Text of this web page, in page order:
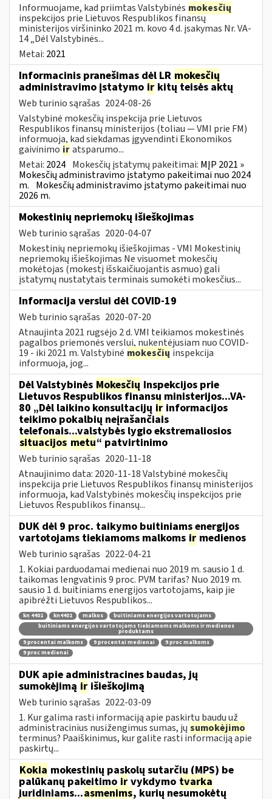
Informuojame, kad priimtas Valstybinės mokesčių
inspekcijos prie Lietuvos Respublikos finansų
ministerijos viršininko 2021 m. kovo 4 d. įsakymas Nr. VA-
14 „Dėl Valstybinės...
Metai: 2021
Informacinis pranešimas dėl LR mokesčių
administravimo įstatymo ir kitų teisės aktų
Web turinio sąrašas 2024-08-26
Valstybinė mokesčių inspekcija prie Lietuvos
Respublikos finansų ministerijos (toliau — VMI prie FM)
informuoja, kad siekdamas įgyvendinti Ekonomikos
gaivinimo iratsparumo...
Metai: 2024 Mokesčių įstatymų pakeitimai: MĮP 2021 »
Mokesčių administravimo įstatymo pakeitimai nuo 2024
m. Mokesčių administravimo įstatymo pakeitimai nuo
2026 m.
Mokestinių nepriemokų išieškojimas
Web turinio sąrašas 2020-04-07
Mokestinių nepriemokų išieškojimas - VMI Mokestinių
nepriemokų išieškojimas Ne visuomet mokesčių
mokėtojas (mokestį išskaičiuojantis asmuo) gali
įstatymų nustatytais terminais sumokėti mokesčius...
Informacija verslui dėl COVID-19
Web turinio sąrašas 2020-07-20
Atnaujinta 2021 rugsėjo 2 d. VMI teikiamos mokestinės
pagalbos priemonės verslui, nukentėjusiam nuo COVID-
19 - iki 2021 m. Valstybinė mokesčių inspekcija
informuoja, jog...
Dėl Valstybinės Mokesčių Inspekcijos prie
Lietuvos Respublikos finansų ministerijos...VA-
80 „Dėl laikino konsultacijų ir informacijos
teikimo pokalbių neįrašančiais
telefonais...valstybės lygio ekstremaliosios
situacijos metu“ patvirtinimo
Web turinio sąrašas 2020-11-18
Atnaujinimo data: 2020-11-18 Valstybinė mokesčių
inspekcija prie Lietuvos Respublikos finansų ministerijos
informuoja, kad Valstybinės mokesčių inspekcijos prie
Lietuvos Respublikos finansų...
DUK dėl 9 proc. taikymo buitiniams energijos
vartotojams tiekiamoms malkoms ir medienos
Web turinio sąrašas 2022-04-21
1. Kokiai parduodamai medienai nuo 2019 m. sausio 1 d.
taikomas lengvatinis 9 proc. PVM tarifas? Nuo 2019 m.
sausio 1 d. buitiniams energijos vartotojams, kaip jie
apibrėžti Lietuvos Respublikos...
kn 4401 kn4401 malkos
buitiniams energijos vartotojams
buitiniams energijos vartotojams tiekiamoms malkoms ir medienos
produktams
9 procentai malkoms
9 procentai medienai
9 proc malkoms
9 proc medienai
DUK apie administracines baudas, jų
sumokėjimą ir išieškojimą
Web turinio sąrašas 2022-03-09
1. Kur galima rasti informaciją apie paskirtų baudų už
administracinius nusižengimus sumas, jų sumokėjimo
terminus? Paaiškinimus, kur galite rasti informaciją apie
paskirtų...
Kokia mokestinių paskolų sutarčių (MPS) be
palūkanų pakeitimo ir vykdymo tvarka
juridiniams...asmenims, kurių nesumokėtų